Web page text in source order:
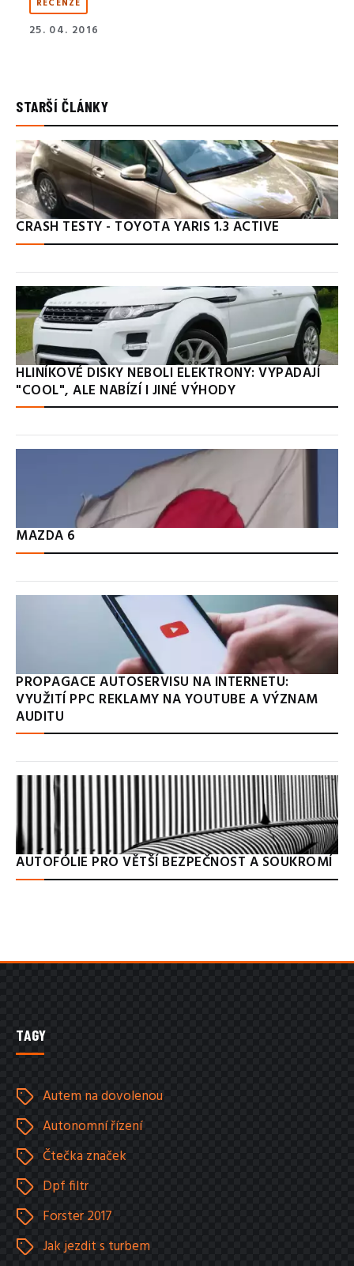
RECENZE
25. 04. 2016
STARŠÍ ČLÁNKY
CRASH TESTY - TOYOTA YARIS 1.3 ACTIVE
HLINÍKOVÉ DISKY NEBOLI ELEKTRONY: VYPADAJÍ
"COOL", ALE NABÍZÍ I JINÉ VÝHODY
MAZDA 6
PROPAGACE AUTOSERVISU NA INTERNETU:
VYUŽITÍ PPC REKLAMY NA YOUTUBE A VÝZNAM
AUDITU
AUTOFÓLIE PRO VĚTŠÍ BEZPEČNOST A SOUKROMÍ
TAGY
Autem na dovolenou
Autonomní řízení
Čtečka značek
Dpf filtr
Forster 2017
Jak jezdit s turbem